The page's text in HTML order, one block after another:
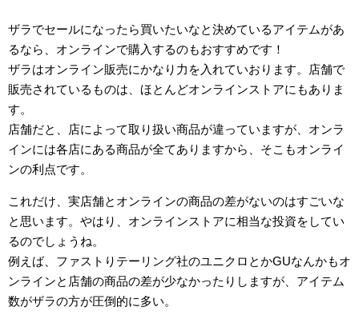
ザラでセールになったら買いたいなと決めているアイテムがあ
るなら、オンラインで購入するのもおすすめです！
ザラはオンライン販売にかなり力を入れていおります。店舗で
販売されているものは、ほとんどオンラインストアにもありま
す。
店舗だと、店によって取り扱い商品が違っていますが、オンラ
インには各店にある商品が全てありますから、そこもオンライ
ンの利点です。
これだけ、実店舗とオンラインの商品の差がないのはすごいな
と思います。やはり、オンラインストアに相当な投資をしてい
るのでしょうね。
例えば、ファストりテーリング社のユニクロとかGUなんかもオ
ンラインと店舗の商品の差が少なかったりしますが、アイテム
数がザラの方が圧倒的に多い。